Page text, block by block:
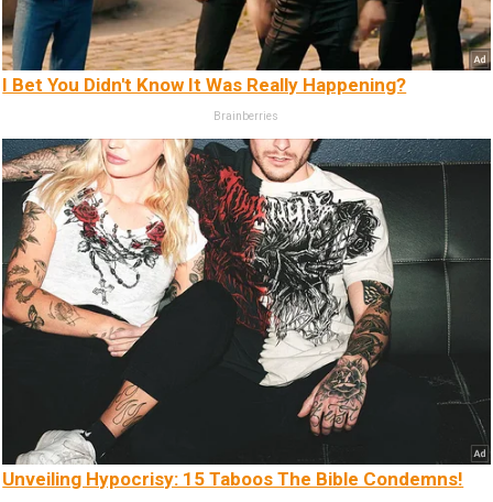
I Bet You Didn't Know It Was Really Happening?
Brainberries
Unveiling Hypocrisy: 15 Taboos The Bible Condemns!